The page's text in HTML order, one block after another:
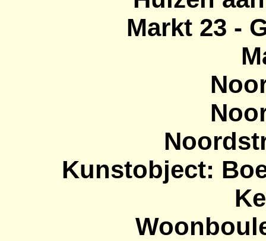
Markt 23 -
Kunstobject: